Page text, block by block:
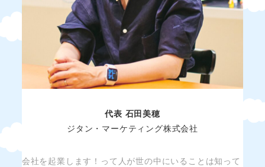
代表 石田美穂
ジタン・マーケティング株式会社
会社を起業します！って人が世の中にいることは知って